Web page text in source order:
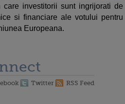
investitorii sunt ingrijorati de
si financiare ale votului pentru
Europeana.
Twitter RSS Feed